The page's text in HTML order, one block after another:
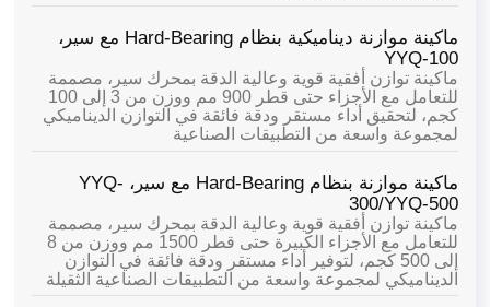
ماكينة موازنة ديناميكية بنظام Hard-Bearing مع سير،
YYQ-100
ماكينة توازن أفقية قوية وعالية الدقة بمحرك سير، مصممة
للتعامل مع الأجزاء حتى قطر 900 مم ووزن من 3 إلى 100
كجم، لتحقيق أداء مستقر ودقة فائقة في التوازن الديناميكي
لمجموعة واسعة من التطبيقات الصناعية
ماكينة موازنة بنظام Hard-Bearing مع سير، YYQ-
300/YYQ-500
ماكينة توازن أفقية قوية وعالية الدقة بمحرك سير، مصممة
للتعامل مع الأجزاء الكبيرة حتى قطر 1500 مم ووزن من 8
إلى 500 كجم، لتوفير أداء مستقر ودقة فائقة في التوازن
الديناميكي لمجموعة واسعة من التطبيقات الصناعية الثقيلة